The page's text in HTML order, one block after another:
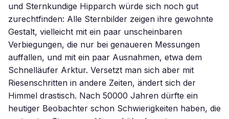
und Sternkundige Hipparch würde sich noch gut
zurechtfinden: Alle Sternbilder zeigen ihre gewohnte
Gestalt, vielleicht mit ein paar unscheinbaren
Verbiegungen, die nur bei genaueren Messungen
auffallen, und mit ein paar Ausnahmen, etwa dem
Schnelläufer Arktur. Versetzt man sich aber mit
Riesenschritten in andere Zeiten, ändert sich der
Himmel drastisch. Nach 50000 Jahren dürfte ein
heutiger Beobachter schon Schwierigkeiten haben, die